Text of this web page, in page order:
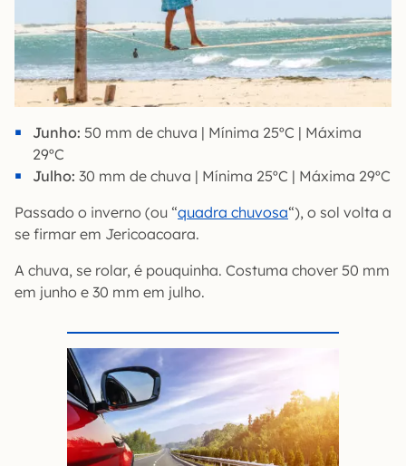
Junho: 50 mm de chuva | Mínima 25ºC | Máxima
29ºC
Julho: 30 mm de chuva | Mínima 25ºC | Máxima 29ºC
Passado o inverno (ou “quadra chuvosa“), o sol volta a
se firmar em Jericoacoara.
A chuva, se rolar, é pouquinha. Costuma chover 50 mm
em junho e 30 mm em julho.